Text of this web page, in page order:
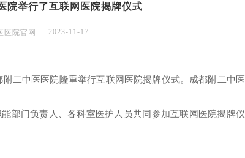
院举行了互联网医院揭牌仪式
医院官网 2023-11-17
附二中医医院隆重举行互联网医院揭牌仪式。成都附二中医
部门负责人、各科室医护人员共同参加互联网医院揭牌仪